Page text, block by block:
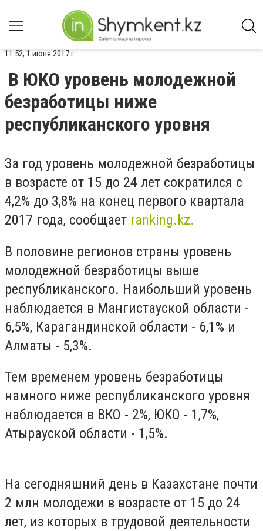
11:52, 1 июня 2017 г.
В ЮКО уровень молодежной
безработицы ниже
республиканского уровня
За год уровень молодежной безработицы
в возрасте от 15 до 24 лет сократился с
4,2% до 3,8% на конец первого квартала
2017 года, сообщает ranking.kz.
В половине регионов страны уровень
молодежной безработицы выше
республиканского. Наибольший уровень
наблюдается в Мангистауской области -
6,5%, Карагандинской области - 6,1% и
Алматы - 5,3%.
Тем временем уровень безработицы
намного ниже республиканского уровня
наблюдается в ВКО - 2%, ЮКО - 1,7%,
Атырауской области - 1,5%.
На сегодняшний день в Казахстане почти
2 млн молодежи в возрасте от 15 до 24
лет, из которых в трудовой деятельности